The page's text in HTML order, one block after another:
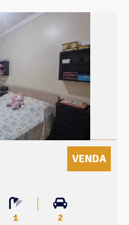
VENDA
1 2